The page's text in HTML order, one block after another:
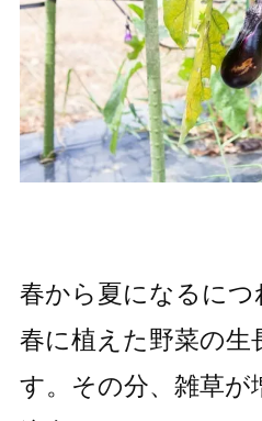
春から夏になるにつ
春に植えた野菜の生
す。その分、雑草が